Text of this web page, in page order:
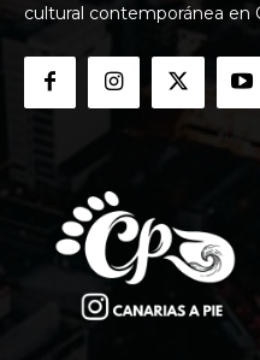
cultural contemporánea en